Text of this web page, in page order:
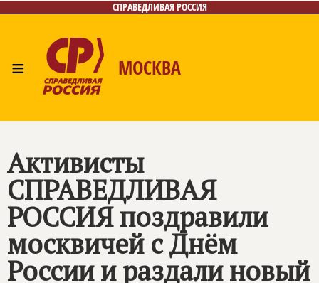
СПРАВЕДЛИВАЯ РОССИЯ
≡ МОСКВА
Активисты
СПРАВЕДЛИВАЯ
РОССИЯпоздравили
москвичей с Днём
России и раздали новый